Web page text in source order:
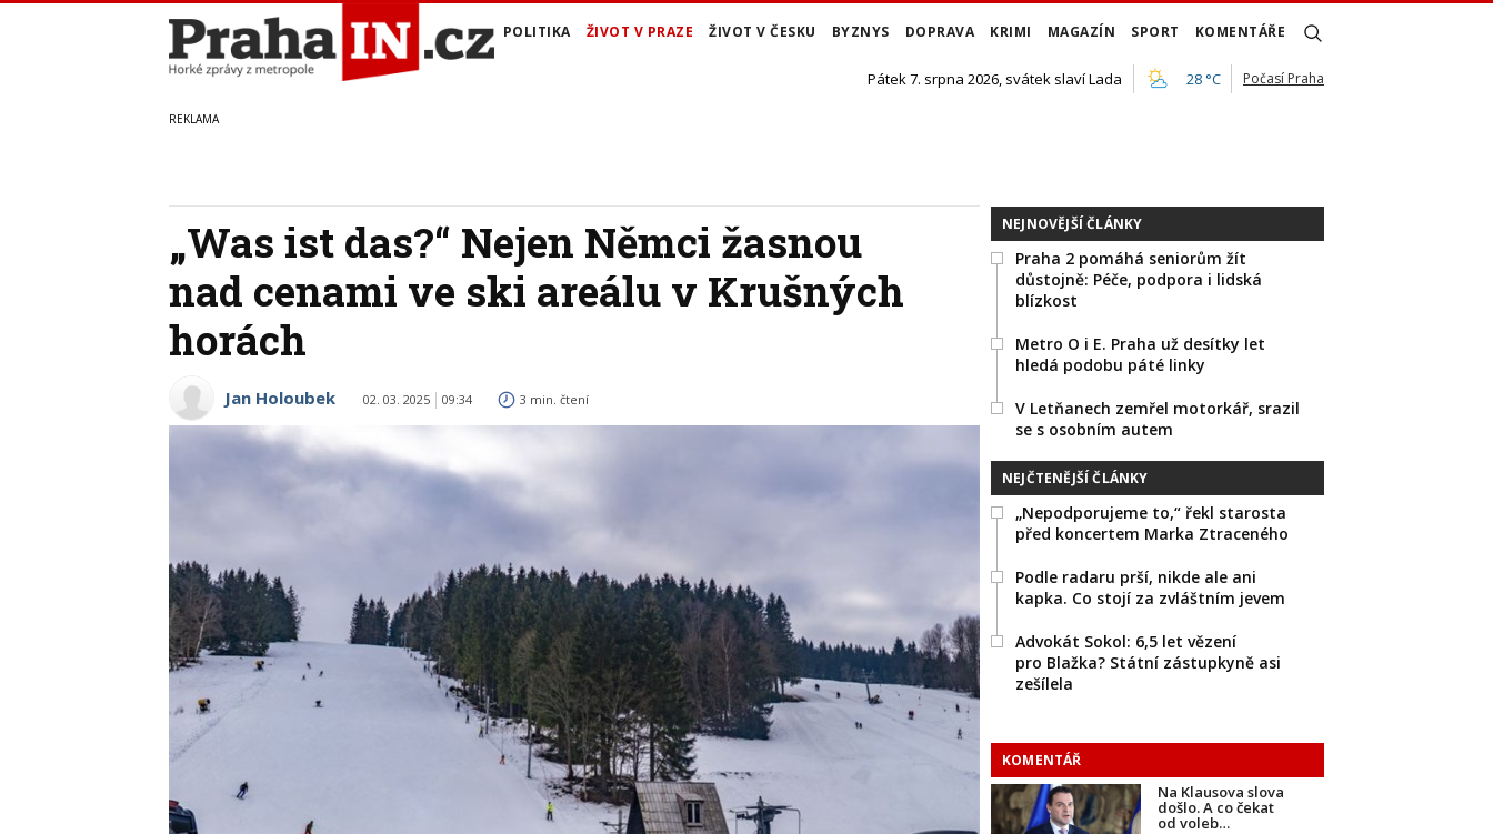
POLITIKA ŽIVOT V PRAZE ŽIVOT V ČESKU BYZNYS DOPRAVA KRIMI MAGAZÍN SPORT KOMENTÁŘE
Pátek 7. srpna 2026, svátek slaví Lada 28 °C Počasí Praha
„Was ist das?“ Nejen Němci žasnou
nad cenami ve ski areálu v Krušných
horách
Jan Holoubek 02. 03. 2025 09:34 3 min. čtení
NEJNOVĚJŠÍ ČLÁNKY
Praha 2 pomáhá seniorům žít
důstojně: Péče, podpora i lidská
blízkost
Metro O i E. Praha už desítky let
hledá podobu páté linky
V Letňanech zemřel motorkář, srazil
se s osobním autem
NEJČTENĚJŠÍ ČLÁNKY
„Nepodporujeme to,“ řekl starosta
před koncertem Marka Ztraceného
Podle radaru prší, nikde ale ani
kapka. Co stojí za zvláštním jevem
Advokát Sokol: 6,5 let vězení
pro Blažka? Státní zástupkyně asi
zešílela
KOMENTÁŘ
Na Klausova slova
došlo. A co čekat
od voleb…